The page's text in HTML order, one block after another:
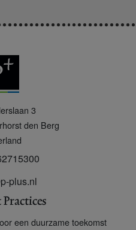
3
den Berg
plus.nl
Practices
een duurzame toekomst